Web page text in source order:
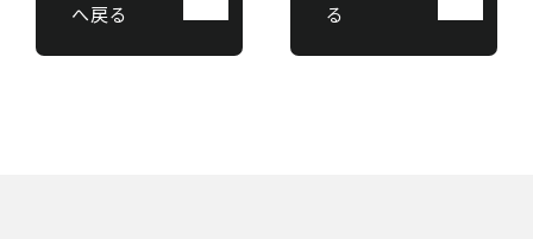
へ戻る
る